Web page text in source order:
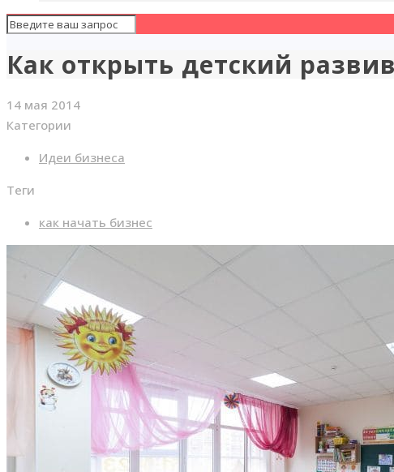
Как открыть детский
14 мая 2014
Категории
Идеи бизнеса
Теги
как начать бизнес